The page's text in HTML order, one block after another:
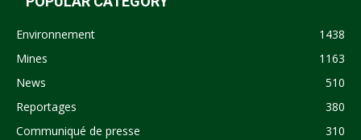
Environnement
1438
Mines
1163
News
510
Reportages
380
Communiqué de presse
310